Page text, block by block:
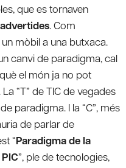
que es tornaven
. Com
mòbil a una butxaca.
canvi de paradigma, cal
el món ja no pot
“T” de TIC de vegades
paradigma. I la “C”, més
de parlar de
“Paradigma de la
”, ple de tecnologies,